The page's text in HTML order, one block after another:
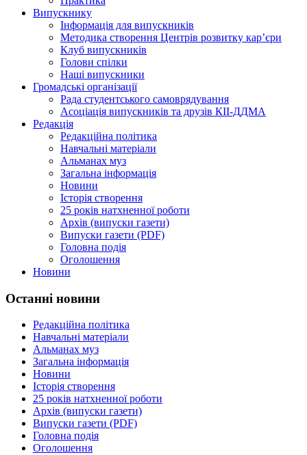
Випускнику
Інформація для випускників
Методика створення Центрів розвитку кар’єри
Клуб випускників
Голови спілки
Наші випускники
Громадські організації
Рада студентського самоврядування
Асоціація випускників та друзів КІІ-ДДМА
Редакція
Редакційна політика
Навчальні матеріали
Альманах муз
Загальна інформація
Новини
Історія створення
25 років натхненної роботи
Архів (випуски газети)
Випуски газети (PDF)
Головна подія
Оголошення
Новини
Останні новини
Редакційна політика
Навчальні матеріали
Альманах муз
Загальна інформація
Новини
Історія створення
25 років натхненної роботи
Архів (випуски газети)
Випуски газети (PDF)
Головна подія
Оголошення